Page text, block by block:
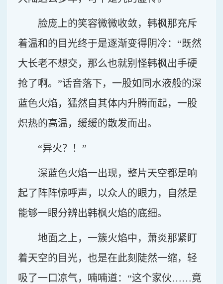
脸庞上的笑容微微收敛，韩枫那充斥
着温和的目光终于是逐渐变得阴冷：“既然
大长老不想交，那么也就别怪韩枫出手硬
抢了啊。”话音落下，一股如同水液般的深
蓝色火焰，猛然自其体内升腾而起，一股
炽热的高温，缓缓的散发而出。
“异火？！”
深蓝色火焰一出现，整片天空都是响
起了阵阵惊呼声，以众人的眼力，自然是
能够一眼分辨出韩枫火焰的底细。
地面之上，一簇火焰中，萧炎那紧盯
着天空的目光，也是在此刻陡然一缩，轻
吸了一口凉气，喃喃道：“这个家伙……竟